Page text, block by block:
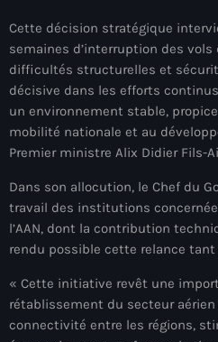
mai 2026
avril 2026
mars 2026
février 2026
janvier 2026
décembre 2025
novembre 2025
septembre 2025
août 2025
Cette décision stratégique
semaines d’interruption des
difficultés structurelles et
décisive dans les efforts
un environnement stable,
mobilité nationale et au
Premier ministre Alix Didier Fils-
Dans son allocution, le Chef du
travail des institutions
l’AAN, dont la contribution
rendu possible cette relance
« Cette initiative revêt une
rétablissement du secteur
connectivité entre les régions,